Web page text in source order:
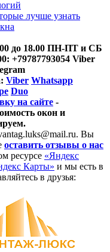
лучше узнать
до 18.00 ПН-ПТ и СБ
+79787793054 Viber
Viber Whatsapp
Duo
на сайте -
окон и
Вы
оставить отзывы о нас
ресурсе «Яндекс
Карты» и мы есть в
в друзья: